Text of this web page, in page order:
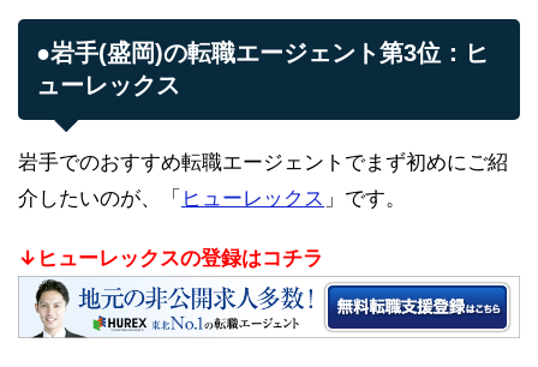
●岩手(盛岡)の転職エージェント第3位：ヒ
ューレックス
岩手でのおすすめ転職エージェントでまず初めにご紹
介したいのが、「 ヒューレックス 」です。
↓ヒューレックスの登録はコチラ